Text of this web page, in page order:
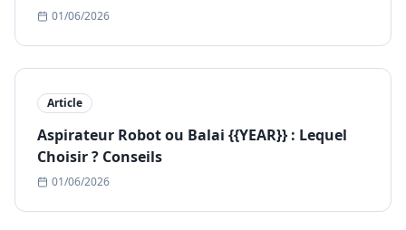
01/06/2026
Article
Aspirateur Robot ou Balai {{YEAR}} : Lequel
Choisir ? Conseils
01/06/2026